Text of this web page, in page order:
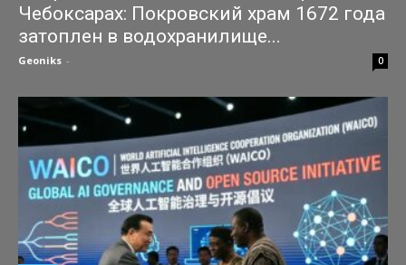
Чебоксарах: Покровский храм 1672 года
затоплен в водохранилище...
Geoniks - 0